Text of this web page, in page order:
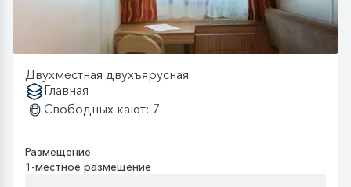
Двухместная двухъярусная
Главная
Свободных кают: 7
Размещение
1-местное размещение